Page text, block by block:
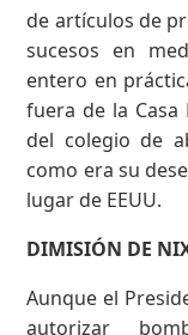
de artículos de
sucesos en
entero en
fuera de la Casa
del colegio de
como era su
lugar de EEUU.
DIMISIÓN DE
Aunque el
autorizar